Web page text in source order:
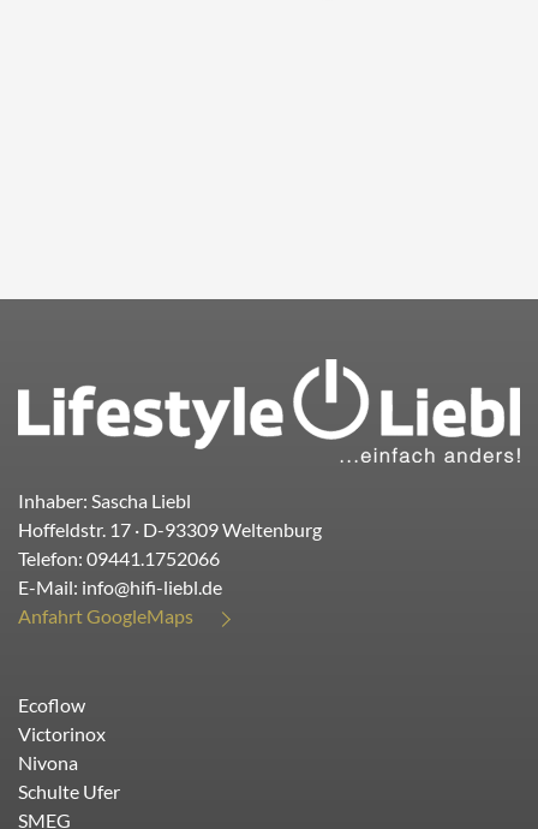
Inhaber: Sascha Liebl
Hoffeldstr. 17 · D-93309Weltenburg
Telefon: 09441.1752066
E-Mail: info@hifi-liebl.de
Anfahrt GoogleMaps
Ecoflow
Victorinox
Nivona
Schulte Ufer
SMEG